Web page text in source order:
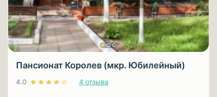
Пансионат Королев (мкр. Юбилейный)
4.0 4 отзыва